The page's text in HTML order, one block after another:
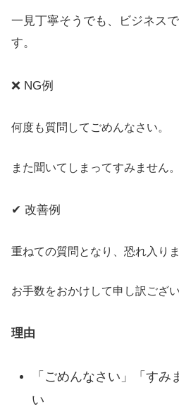
一見丁寧そうでも、ビジネス
す。
❌ NG例
何度も質問してごめんなさい。
また聞いてしまってすみません。
✔ 改善例
重ねての質問となり、恐れ入りま
お手数をおかけして申し訳ござい
理由
「ごめんなさい」「す
い